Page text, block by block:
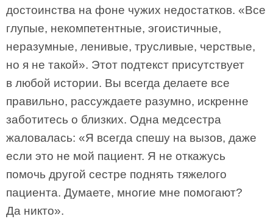
достоинства на фоне чужих недостатков. «Все
глупые, некомпетентные, эгоистичные,
неразумные, ленивые, трусливые, черствые,
но я не такой». Этот подтекст присутствует
в любой истории. Вы всегда делаете все
правильно, рассуждаете разумно, искренне
заботитесь о близких. Одна медсестра
жаловалась: «Я всегда спешу на вызов, даже
если это не мой пациент. Я не откажусь
помочь другой сестре поднять тяжелого
пациента. Думаете, многие мне помогают?
Да никто».